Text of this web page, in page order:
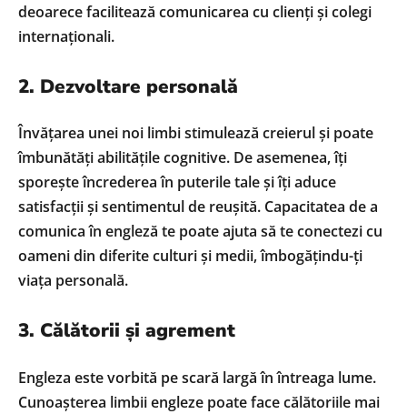
deoarece facilitează comunicarea cu clienți și colegi
internaționali.
2. Dezvoltare personală
Învățarea unei noi limbi stimulează creierul și poate
îmbunătăți abilitățile cognitive. De asemenea, îți
sporește încrederea în puterile tale și îți aduce
satisfacții și sentimentul de reușită. Capacitatea de a
comunica în engleză te poate ajuta să te conectezi cu
oameni din diferite culturi și medii, îmbogățindu-ți
viața personală.
3. Călătorii și agrement
Engleza este vorbită pe scară largă în întreaga lume.
Cunoașterea limbii engleze poate face călătoriile mai